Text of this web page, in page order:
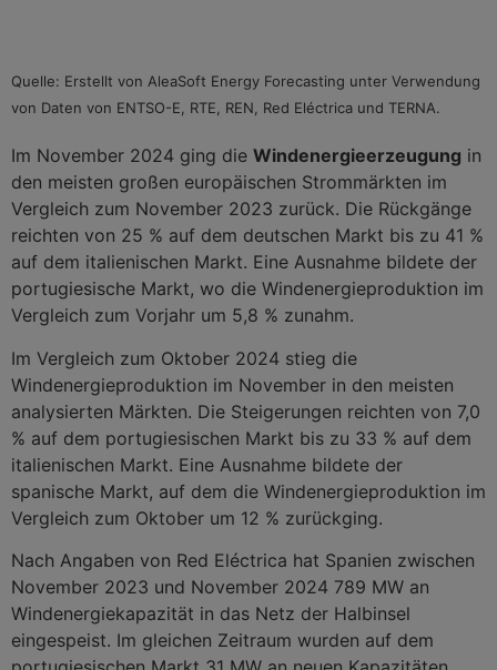
Quelle: Erstellt von AleaSoft Energy Forecasting unter Verwendung
von Daten von ENTSO-E, RTE, REN, Red Eléctrica und TERNA.
Im November 2024 ging die Windenergieerzeugung in
den meisten großen europäischen Strommärkten im
Vergleich zum November 2023 zurück. Die Rückgänge
reichten von 25 % auf dem deutschen Markt bis zu 41 %
auf dem italienischen Markt. Eine Ausnahme bildete der
portugiesische Markt, wo die Windenergieproduktion im
Vergleich zum Vorjahr um 5,8 % zunahm.
Im Vergleich zum Oktober 2024 stieg die
Windenergieproduktion im November in den meisten
analysierten Märkten. Die Steigerungen reichten von 7,0
% auf dem portugiesischen Markt bis zu 33 % auf dem
italienischen Markt. Eine Ausnahme bildete der
spanische Markt, auf dem die Windenergieproduktion im
Vergleich zum Oktober um 12 % zurückging.
Nach Angaben von Red Eléctrica hat Spanien zwischen
November 2023 und November 2024 789 MW an
Windenergiekapazität in das Netz der Halbinsel
eingespeist. Im gleichen Zeitraum wurden auf dem